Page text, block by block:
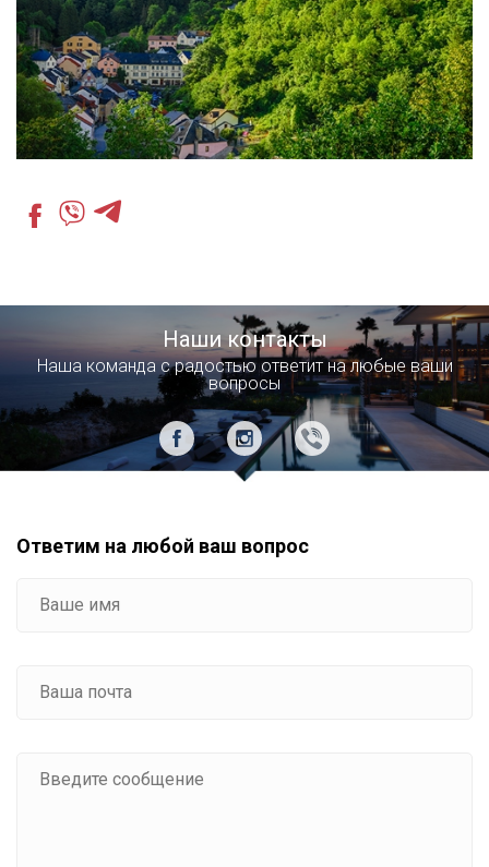
Наши контакты
Наша команда с радостью ответит на любые ваши
вопросы
Ответим на любой ваш вопрос